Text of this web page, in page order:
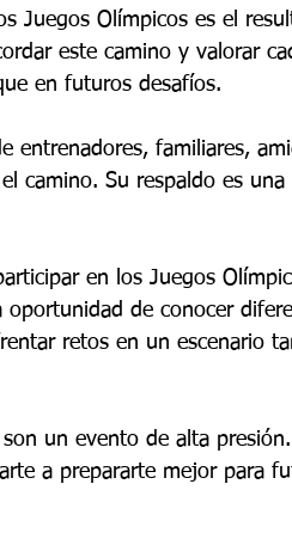
Juegos Olímpicos es el
este camino y valorar
en futuros desafíos.
entrenadores, familiares,
camino. Su respaldo es una
en los Juegos
de conocer
retos en un escenario
un evento de alta
a prepararte mejor para